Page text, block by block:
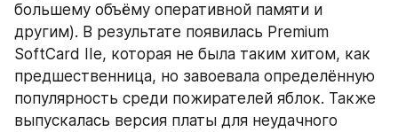
большему объёму оперативной памяти и
другим). В результате появилась Premium
SoftCard IIe, которая не была таким хитом, как
предшественница, но завоевала определённую
популярность среди пожирателей яблок. Также
выпускалась версия платы для неудачного